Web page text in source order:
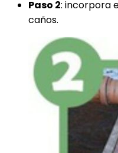
Paso 2: incorpora
caños.